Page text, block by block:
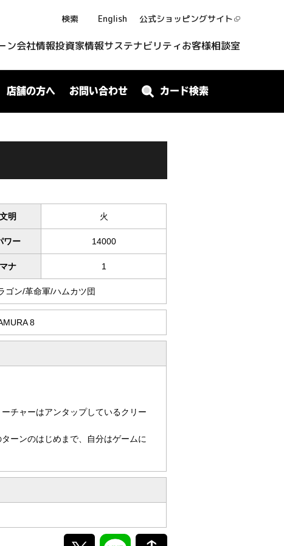
検索 English 公式ショッピングサイト
ン会社情報投資家情報サステナビリティお客様相談室
店舗の方へ お問い合わせ カード検索
文明 火
ワー 14000
マナ 1
ゴン/革命軍/ハムカツ団
8
チャーはアンタップしているクリー
ーンのはじめまで、自分はゲームに